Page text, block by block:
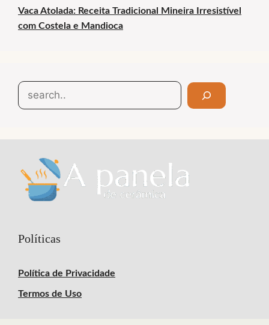
Vaca Atolada: Receita Tradicional Mineira Irresistível
com Costela e Mandioca
Search
Políticas
Política de Privacidade
Termos de Uso